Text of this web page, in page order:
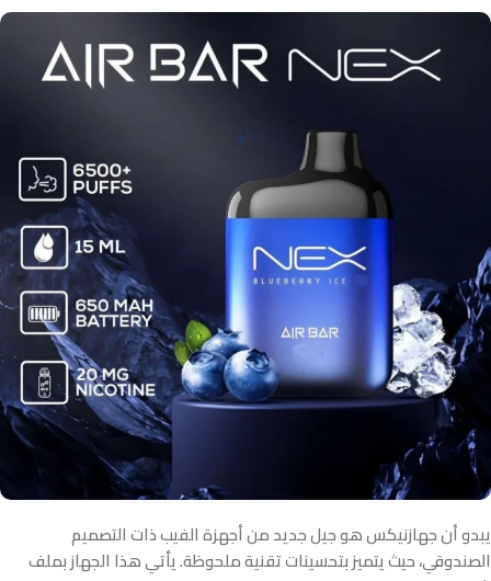
يبدو أن جهازنيكس هو جيل جديد من أجهزة الفيب ذات التصميم
الصندوقي، حيث يتميز بتحسينات تقنية ملحوظة. يأتي هذا الجهاز بملف